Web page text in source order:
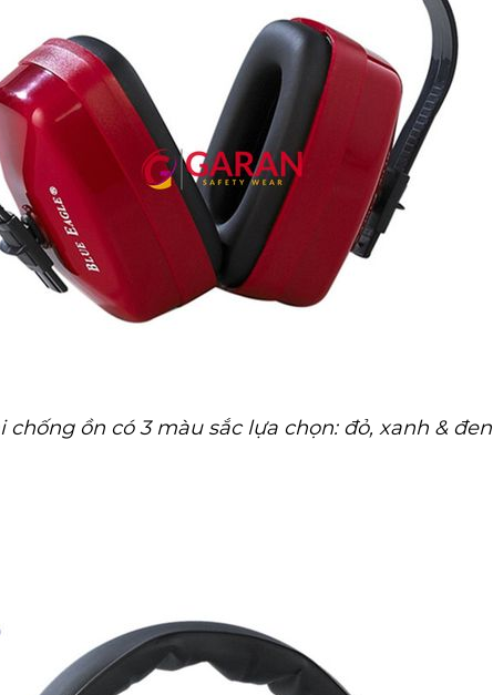
chống ồn có 3 màu sắc lựa chọn: đỏ, xanh & đen